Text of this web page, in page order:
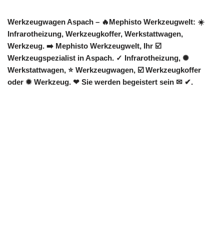
Werkzeugwagen Aspach – 🔥Mephisto Werkzeugwelt: ☀️
Infrarotheizung, Werkzeugkoffer, Werkstattwagen,
Werkzeug. ➡️ Mephisto Werkzeugwelt, Ihr ☑️
Werkzeugspezialist in Aspach. ✓ Infrarotheizung, ✺
Werkstattwagen, ⭐ Werkzeugwagen, ☑️ Werkzeugkoffer
oder ✹ Werkzeug. ❤ Sie werden begeistert sein ✉ ✔.